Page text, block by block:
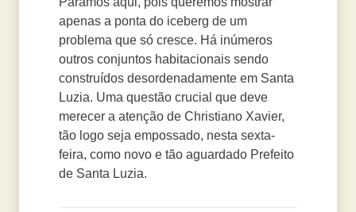
apenas a ponta do iceberg de um
problema que só cresce. Há inúmeros
outros conjuntos habitacionais sendo
construídos desordenadamente em Santa
Luzia. Uma questão crucial que deve
merecer a atenção de Christiano Xavier,
tão logo seja empossado, nesta sexta-
feira, como novo e tão aguardado Prefeito
de Santa Luzia.